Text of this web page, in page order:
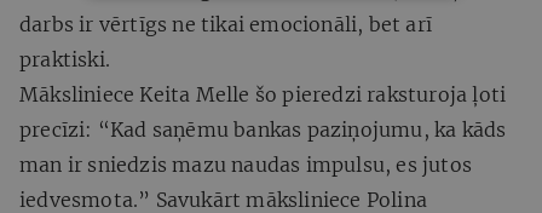
darbs ir vērtīgs ne tikai emocionāli, bet arī
praktiski.
Māksliniece Keita Melle šo pieredzi raksturoja ļoti
precīzi: “Kad saņēmu bankas paziņojumu, ka kāds
man ir sniedzis mazu naudas impulsu, es jutos
iedvesmota.” Savukārt māksliniece Polina